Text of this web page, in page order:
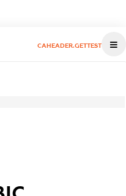
CAHEADER.GETTEST